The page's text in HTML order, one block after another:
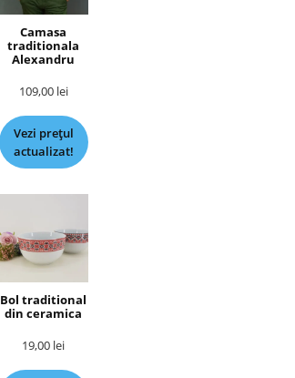
Camasa
traditionala
Alexandru
109,00 lei
Vezi prețul
actualizat!
Bol traditional
din ceramica
19,00 lei